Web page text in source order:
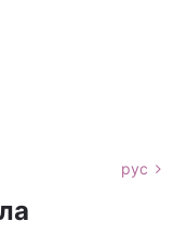
рус